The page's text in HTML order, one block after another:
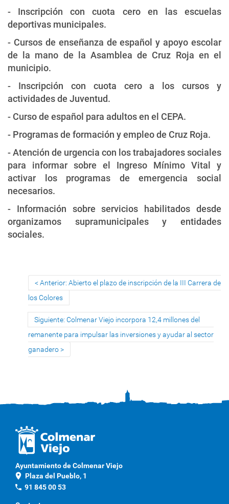
- Inscripción con cuota cero en las escuelas
deportivas municipales.
- Cursos de enseñanza de español y apoyo escolar
de la mano de la Asamblea de Cruz Roja en el
municipio.
- Inscripción con cuota cero a los cursos y
actividades de Juventud.
- Curso de español para adultos en el CEPA.
- Programas de formación y empleo de Cruz Roja.
- Atención de urgencia con los trabajadores sociales
para informar sobre el Ingreso Mínimo Vital y
activar los programas de emergencia social
necesarios.
- Información sobre servicios habilitados desde
organizamos supramunicipales y entidades
sociales.
Anterior: Abierto el plazo de inscripción de la III Carrera de
los Colores
Siguiente: Colmenar Viejo incorpora 12,4 millones del
remanente para impulsar las inversiones y ayudar al sector
ganadero
Ayuntamiento de Colmenar Viejo
location_on Plaza del Pueblo, 1
phone 91 845 00 53